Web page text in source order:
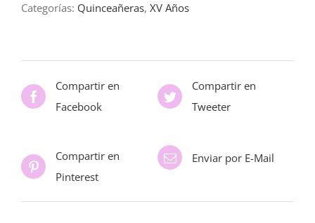
Categorías: Quinceañeras, XV Años
Compartir en
Facebook
Compartir en
Tweeter
Compartir en
Pinterest
Enviar por E-Mail